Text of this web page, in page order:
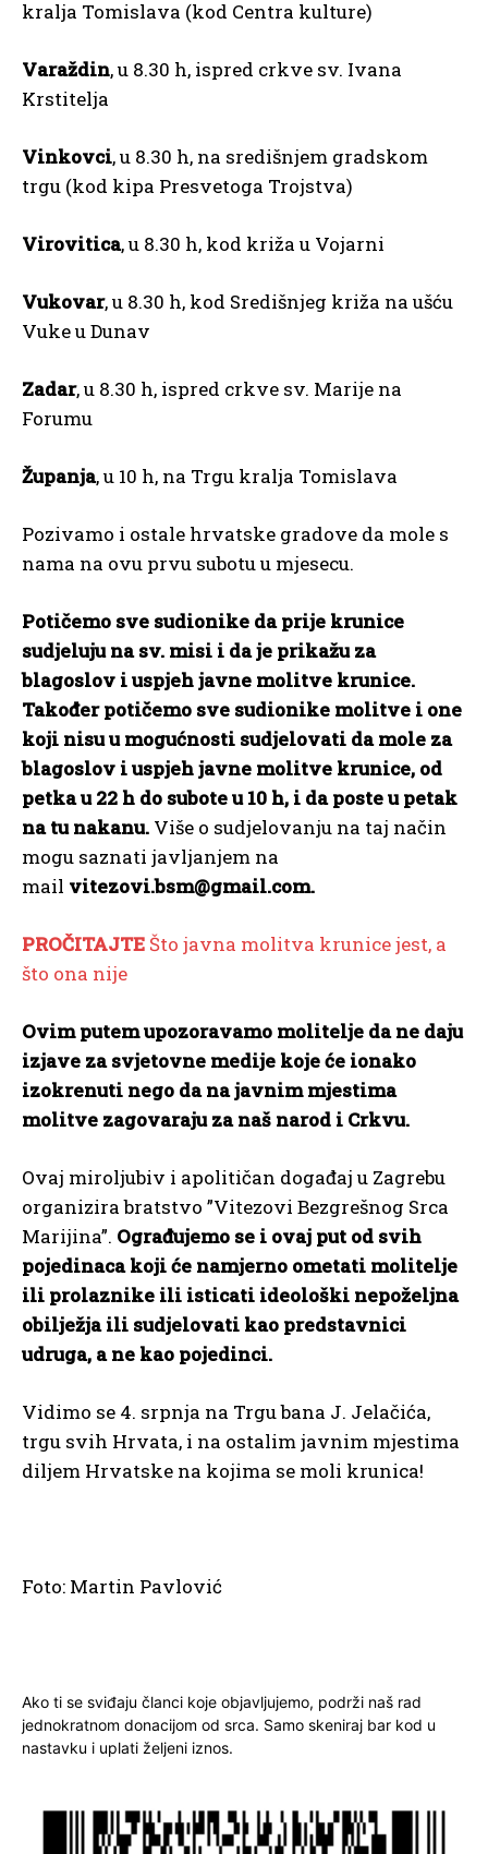
kralja Tomislava (kod Centra kulture)
Varaždin, u 8.30 h, ispred crkve sv. Ivana
Krstitelja
Vinkovci, u 8.30 h, na središnjem gradskom
trgu (kod kipa Presvetoga Trojstva)
Virovitica, u 8.30 h, kod križa u Vojarni
Vukovar, u 8.30 h, kod Središnjeg križa na ušću
Vuke u Dunav
Zadar, u 8.30 h, ispred crkve sv. Marije na
Forumu
Županja, u 10 h, na Trgu kralja Tomislava
Pozivamo i ostale hrvatske gradove da mole s
nama na ovu prvu subotu u mjesecu.
Potičemo sve sudionike da prije krunice
sudjeluju na sv. misi i da je prikažu za
blagoslov i uspjeh javne molitve krunice.
Također potičemo sve sudionike molitve i one
koji nisu u mogućnosti sudjelovati da mole za
blagoslov i uspjeh javne molitve krunice, od
petka u 22 h do subote u 10 h, i da poste u petak
na tu nakanu. Više o sudjelovanju na taj način
mogu saznati javljanjem na
mail vitezovi.bsm@gmail.com.
PROČITAJTE Što javna molitva krunice jest, a
što ona nije
Ovim putem upozoravamo molitelje da ne daju
izjave za svjetovne medije koje će ionako
izokrenuti nego da na javnim mjestima
molitve zagovaraju za naš narod i Crkvu.
Ovaj miroljubiv i apolitičan događaj u Zagrebu
organizira bratstvo ”Vitezovi Bezgrešnog Srca
Marijina”. Ograđujemo se i ovaj put od svih
pojedinaca koji će namjerno ometati molitelje
ili prolaznike ili isticati ideološki nepoželjna
obilježja ili sudjelovati kao predstavnici
udruga, a ne kao pojedinci.
Vidimo se 4. srpnja na Trgu bana J. Jelačića,
trgu svih Hrvata, i na ostalim javnim mjestima
diljem Hrvatske na kojima se moli krunica!
Foto: Martin Pavlović
Ako ti se sviđaju članci koje objavljujemo, podrži naš rad
jednokratnom donacijom od srca. Samo skeniraj bar kod u
nastavku i uplati željeni iznos.